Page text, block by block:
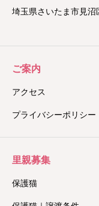
埼玉県さいたま市見沼
ご案内
アクセス
プライバシーポリシー
里親募集
保護猫